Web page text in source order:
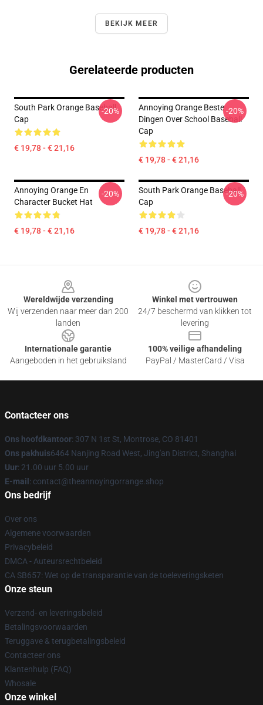
BEKIJK MEER
Gerelateerde producten
South Park Orange Baseball
Cap
€ 19,78 - € 21,16
-20%
Annoying Orange Beste
Dingen Over School Baseball
Cap
€ 19,78 - € 21,16
-20%
Annoying Orange En
Character Bucket Hat
€ 19,78 - € 21,16
-20%
South Park Orange Baseball
Cap
€ 19,78 - € 21,16
-20%
Wereldwijde verzending
Wij verzenden naar meer dan 200
landen
Winkel met vertrouwen
24/7 beschermd van klikken tot
levering
Internationale garantie
Aangeboden in het gebruiksland
100% veilige afhandeling
PayPal / MasterCard / Visa
Contacteer ons
Ons hoofdkantoor: 307 N 1st St, Montrose, CO 81401
Ons pakhuis6464 Nanjing Road West, Jing'an District, Shanghai
Uur: 21.00 uur 5.00 uur
E-mail : contact@theannoyingorrange.shop
Ons bedrijf
Over ons
Algemene voorwaarden
Privacybeleid
DMCA - Auteursrechtbeleid
CA SB657: Wet op de transparantie van de toeleveringsketen
Onze steun
Verzend- en leveringsbeleid
Betalingsvoorwaarden
Teruggave & terugbetalingsbeleid
Contacteer ons
Klantenhulp (FAQ)
Whosale
Onze winkel